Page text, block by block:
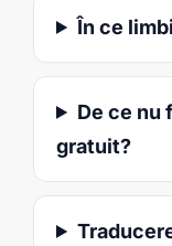
În ce
De ce nu
gratuit?